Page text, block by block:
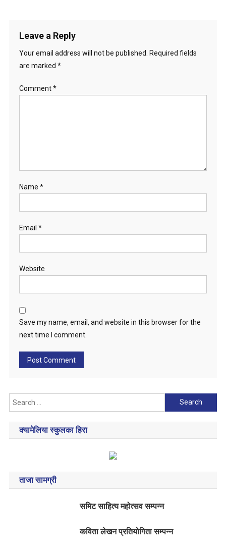
Leave a Reply
Your email address will not be published.
Required fields
are marked *
Comment*
Name *
Email *
Website
Save my name, email, and website in this browser for the
next time I comment.
Search
for:
क्यामेलिया स्कुलका हिरा
ताजा सामग्री
समिट साहित्य महोत्सव सम्पन्न
कविता लेखन प्रतियोगिता सम्पन्न